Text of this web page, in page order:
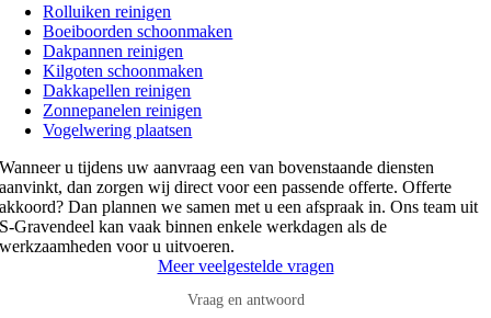
Rolluiken reinigen
Boeiboorden schoonmaken
Dakpannen reinigen
Kilgoten schoonmaken
Dakkapellen reinigen
Zonnepanelen reinigen
Vogelwering plaatsen
Wanneer u tijdens uw aanvraag een van bovenstaande diensten
aanvinkt, dan zorgen wij direct voor een passende offerte. Offerte
akkoord? Dan plannen we samen met u een afspraak in. Ons team uit
S-Gravendeel kan vaak binnen enkele werkdagen als de
werkzaamheden voor u uitvoeren.
Meer veelgestelde vragen
Vraag en antwoord